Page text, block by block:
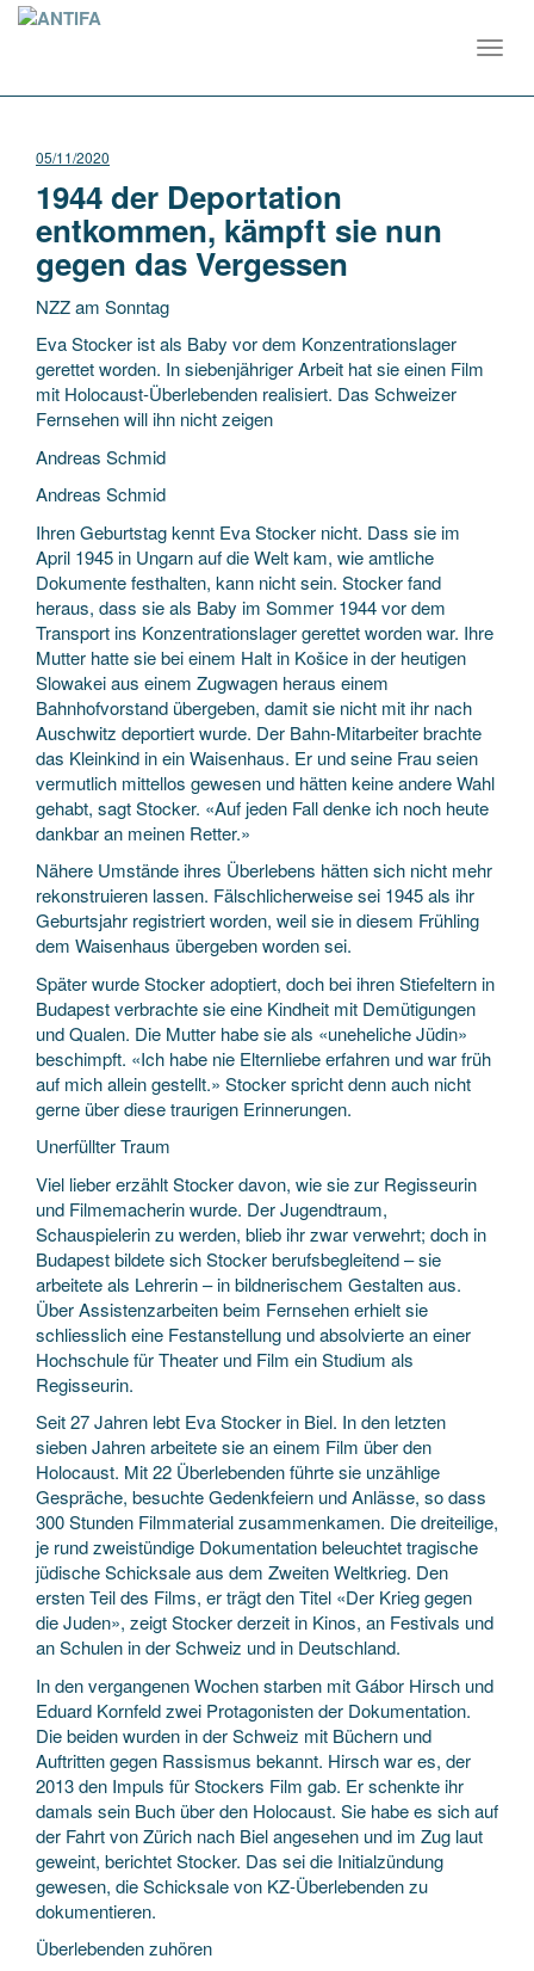
05/11/2020
1944 der Deportation
entkommen, kämpft sie nun
gegen das Vergessen
NZZ am Sonntag
Eva Stocker ist als Baby vor dem Konzentrationslager
gerettet worden. In siebenjähriger Arbeit hat sie einen Film
mit Holocaust-Überlebenden realisiert. Das Schweizer
Fernsehen will ihn nicht zeigen
Andreas Schmid
Andreas Schmid
Ihren Geburtstag kennt Eva Stocker nicht. Dass sie im
April 1945 in Ungarn auf die Welt kam, wie amtliche
Dokumente festhalten, kann nicht sein. Stocker fand
heraus, dass sie als Baby im Sommer 1944 vor dem
Transport ins Konzentrationslager gerettet worden war. Ihre
Mutter hatte sie bei einem Halt in Košice in der heu­tigen
Slowakei aus einem Zugwagen heraus einem
Bahnhofvorstand übergeben, damit sie nicht mit ihr nach
Auschwitz deportiert wurde. Der Bahn-Mitarbeiter brachte
das Kleinkind in ein Waisenhaus. Er und seine Frau seien
vermutlich mittellos gewesen und hätten keine andere Wahl
gehabt, sagt Stocker. «Auf jeden Fall denke ich noch heute
dankbar an meinen Retter.»
Nähere Umstände ihres Überlebens hätten sich nicht mehr
rekonstruieren lassen. Fälschlicherweise sei 1945 als ihr
Geburtsjahr registriert worden, weil sie in diesem Frühling
dem Waisenhaus übergeben worden sei.
Später wurde Stocker adoptiert, doch bei ihren Stiefeltern in
Budapest verbrachte sie eine Kindheit mit Demütigungen
und Qualen. Die Mutter habe sie als «uneheliche Jüdin»
beschimpft. «Ich habe nie Elternliebe erfahren und war früh
auf mich allein gestellt.» Stocker spricht denn auch nicht
gerne über diese traurigen Erinnerungen.
Unerfüllter Traum
Viel lieber erzählt Stocker davon, wie sie zur Regisseurin
und Fil­memacherin wurde. Der Jugend­traum,
Schauspielerin zu werden, blieb ihr zwar verwehrt; doch in
Budapest bildete sich Stocker berufsbegleitend – sie
arbeitete als Lehrerin – in bildnerischem Gestalten aus.
Über Assistenzarbeiten beim Fernsehen erhielt sie
schliesslich eine Festanstellung und absolvierte an einer
Hochschule für Theater und Film ein Studium als
Regisseurin.
Seit 27 Jahren lebt Eva Stocker in Biel. In den letzten
sieben Jahren arbeitete sie an einem Film über den
Holocaust. Mit 22 Überlebenden führte sie unzählige
Gespräche, besuchte Gedenkfeiern und Anlässe, so dass
300 Stunden Filmmaterial zusammenkamen. Die dreiteilige,
je rund zweistündige Dokumentation beleuchtet tragische
jüdische Schicksale aus dem Zweiten Weltkrieg. Den
ersten Teil des Films, er trägt den Titel «Der Krieg gegen
die Juden», zeigt Stocker derzeit in Kinos, an Festivals und
an Schulen in der Schweiz und in Deutschland.
In den vergangenen Wochen starben mit Gábor Hirsch und
Eduard Kornfeld zwei Protagonisten der Dokumentation.
Die beiden wurden in der Schweiz mit Büchern und
Auftritten gegen Rassismus bekannt. Hirsch war es, der
2013 den Impuls für Stockers Film gab. Er schenkte ihr
damals sein Buch über den Holocaust. Sie habe es sich auf
der Fahrt von Zürich nach Biel angesehen und im Zug laut
geweint, berichtet Stocker. Das sei die Initialzündung
gewesen, die Schicksale von KZ-Überlebenden zu
dokumentieren.
Überlebenden zuhören